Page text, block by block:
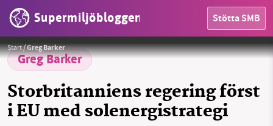
Supermiljöbloggen Stötta SMB
HEM
OMRÅDEN
MILJÖFAKTA
Start/Greg Barker
Greg Barker
Storbritanniens regering först
i EU med solenergistrategi